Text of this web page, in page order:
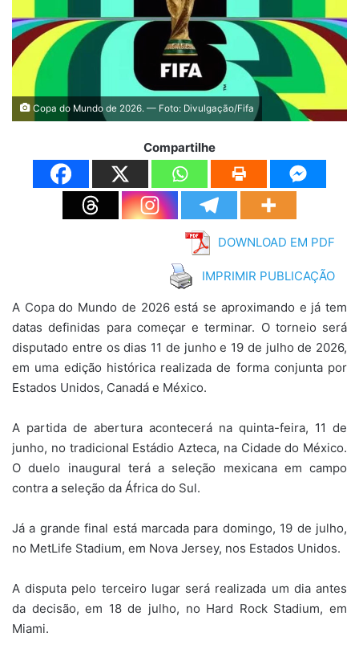
Copa do Mundo de 2026. — Foto: Divulgação/Fifa
Compartilhe
DOWNLOAD EM PDF
IMPRIMIR PUBLICAÇÃO
A Copa do Mundo de 2026 está se aproximando e já tem
datas definidas para começar e terminar. O torneio será
disputado entre os dias 11 de junho e 19 de julho de 2026,
em uma edição histórica realizada de forma conjunta por
Estados Unidos, Canadá e México.
A partida de abertura acontecerá na quinta-feira, 11 de
junho, no tradicional Estádio Azteca, na Cidade do México.
O duelo inaugural terá a seleção mexicana em campo
contra a seleção da África do Sul.
Já a grande final está marcada para domingo, 19 de julho,
no MetLife Stadium, em Nova Jersey, nos Estados Unidos.
A disputa pelo terceiro lugar será realizada um dia antes
da decisão, em 18 de julho, no Hard Rock Stadium, em
Miami.